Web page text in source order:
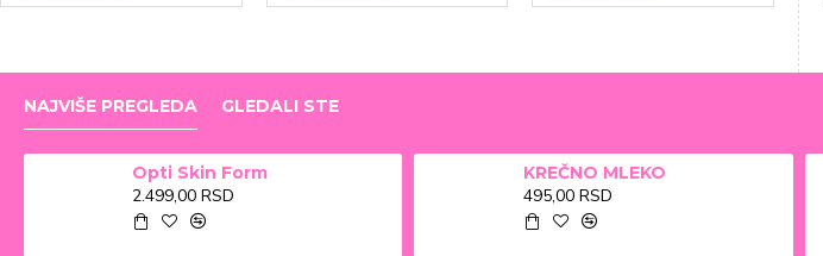
NAJVIŠE PREGLEDA GLEDALI STE
Opti Skin Form
2.499,00 RSD
KREČNO MLEKO
495,00 RSD